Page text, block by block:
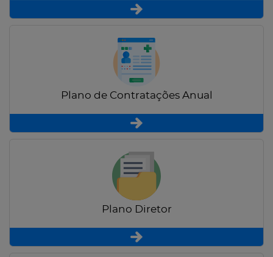
Plano de Contratações Anual
Plano Diretor